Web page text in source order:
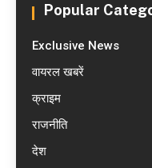
Popular
Exclusive News
वायरल खबरें
क्राइम
राजनीति
देश